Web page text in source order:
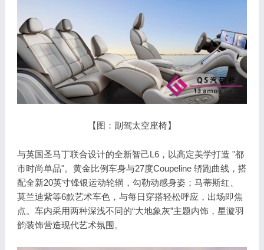
【图：副驾太空座椅】
与英国圣马丁联合设计的全新智己L6，以高定美学打造 "都
市时尚单品"。黄金比例车身与27度Coupeline 轿跑曲线，搭
配全新20英寸锋银运动轮辋，勾勒动感身姿；马蒂斯红、
莫兰迪紫等6款艺术车色，与每日穿搭轻松呼应，出场即焦
点。车内采用两种深浅不同的“大地象灰”主题内饰，星漩羽
韵装饰营造现代艺术氛围。